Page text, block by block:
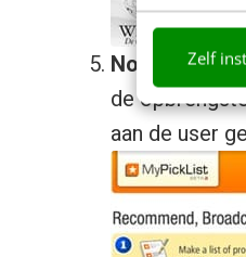
Zelf
Nothing free:
de
aan de user